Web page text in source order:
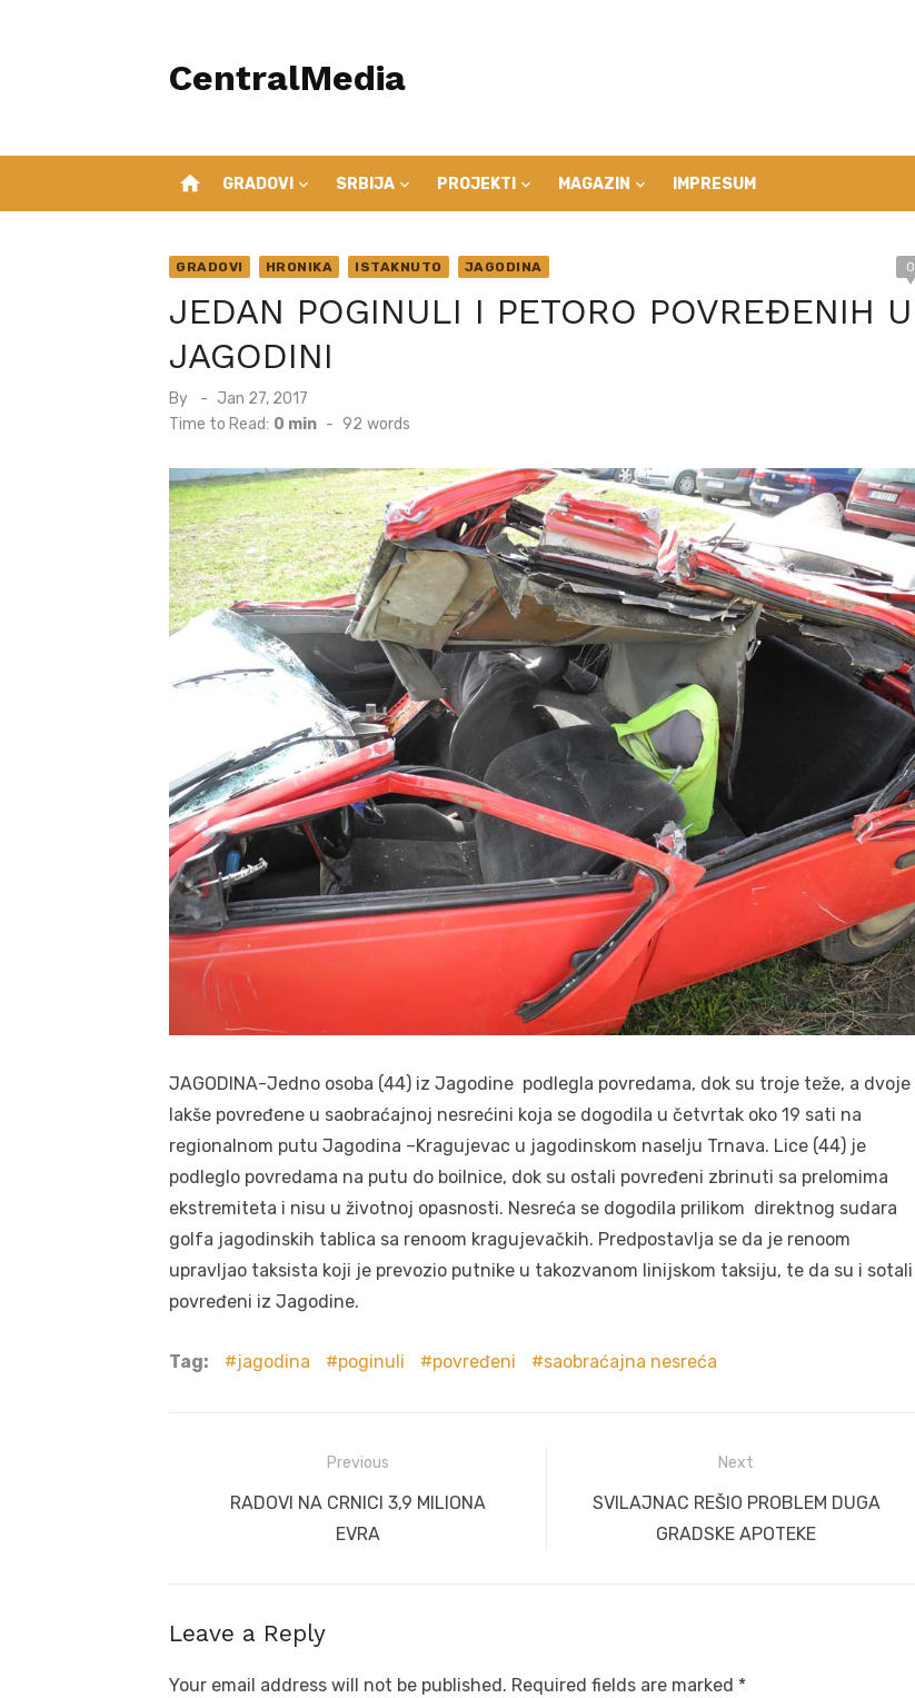
CentralMedia
home GRADOVI SRBIJA PROJEKTI MAGAZIN IMPRESUM
GRADOVI HRONIKA ISTAKNUTO JAGODINA 0
JEDAN POGINULI I PETORO POVREĐENIH U
JAGODINI
By
Posted
on
Jan 27, 2017
Time to Read: 0 min - 92 words
JAGODINA-Jedno osoba (44) iz Jagodine podlegla povredama, dok su troje teže, a dvoje
lakše povređene u saobraćajnoj nesrećini koja se dogodila u četvrtak oko 19 sati na
regionalnom putu Jagodina –Kragujevac u jagodinskom naselju Trnava. Lice (44) je
podleglo povredama na putu do boilnice, dok su ostali povređeni zbrinuti sa prelomima
ekstremiteta i nisu u životnoj opasnosti. Nesreća se dogodila prilikom direktnog sudara
golfa jagodinskih tablica sa renoom kragujevačkih. Predpostavlja se da je renoom
upravljao taksista koji je prevozio putnike u takozvanom linijskom taksiju, te da su i sotali
povređeni iz Jagodine.
Tag: jagodina poginuli povređeni saobraćajna nesreća
navigation
Previous
Previous
RADOVI NA CRNICI 3,9 MILIONA
EVRA
Next
Next
SVILAJNAC REŠIO PROBLEM DUGA
GRADSKE APOTEKE
Leave a Reply
Your email address will not be published. Required fields are marked *